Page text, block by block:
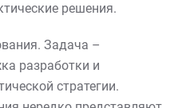
решения.
Задача –
разработки и
стратегии.